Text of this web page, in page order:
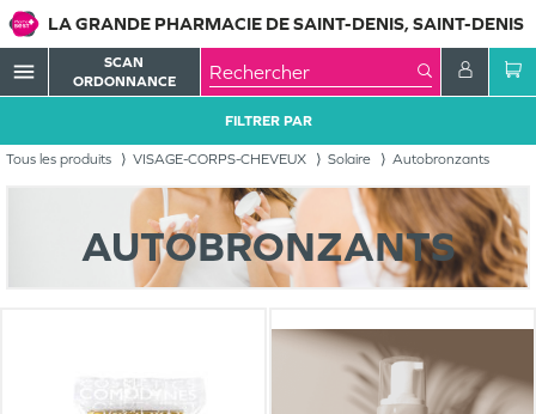
LA GRANDE PHARMACIE DE SAINT-DENIS, SAINT-DENIS
menu
SCAN
ORDONNANCE
Tous les produits VISAGE-CORPS-CHEVEUX Solaire Autobronzants
FILTRER PAR
AUTOBRONZANTS